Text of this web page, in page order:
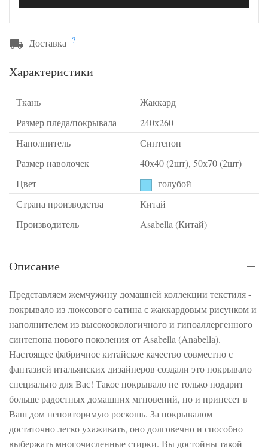
Доставка ?
Характеристики
Ткань
Жаккард
Размер пледа/покрывала
240х260
Наполнитель
Синтепон
Размер наволочек
40х40 (2шт), 50х70 (2шт)
Цвет
голубой
Страна производства
Китай
Производитель
Asabella (Китай)
Описание
Представляем жемчужину домашней коллекции текстиля -
покрывало из люксового сатина с жаккардовым рисунком и
наполнителем из высокоэкологичного и гипоаллергенного
синтепона нового поколения от Asabella (Anabella).
Настоящее фабричное китайское качество совместно с
фантазией итальянских дизайнеров создали это покрывало
специально для Вас! Такое покрывало не только подарит
больше радостных домашних мгновений, но и принесет в
Ваш дом неповторимую роскошь. За покрывалом
достаточно легко ухаживать, оно долговечно и способно
выбержать многочисленные стирки. Вы достойны такой